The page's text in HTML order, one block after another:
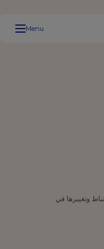
Menu
وتغييرها في